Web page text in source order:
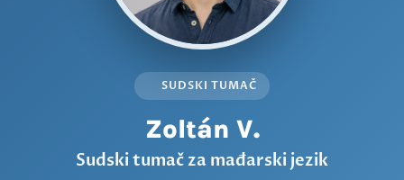
SUDSKI TUMAČ
Zoltán V.
Sudski tumač za mađarski jezik